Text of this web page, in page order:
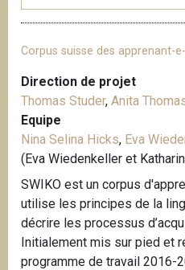
Corpus suisse des apprenant-
Direction de projet
Thomas Studer, Anita
Equipe
Nina Selina Hicks, Eva
(Eva Wiedenkeller et
SWIKO est un corpus
utilise les principes de la
décrire les processus
Initialement mis sur pied et
programme de travail 2016-